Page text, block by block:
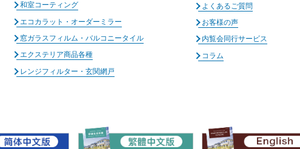
和室コーティング
エコカラット・オーダーミラー
窓ガラスフィルム・バルコニータイル
エクステリア商品各種
レンジフィルター・玄関網戸
よくあるご質問
お客様の声
内覧会同行サービス
コラム